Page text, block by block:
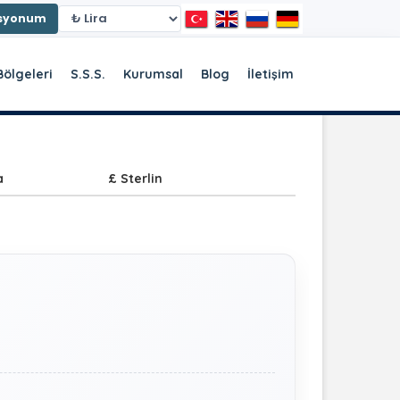
S.S.S. Kurumsal Blog İletişim
£ Sterlin